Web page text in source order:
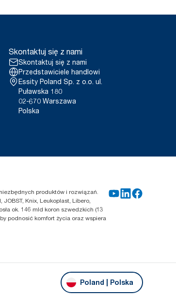
Skontaktuj się z nami
Skontaktuj się z nami
Przedstawiciele handlowi
Essity Poland Sp. z o.o. ul.
Puławska 180
02-670 Warszawa
Polska
produktów i rozwiązań.
Knix, Leukoplast, Libero,
ok. 146 mld koron szwedzkich (13
podnosić komfort życia oraz wspiera
Poland | Polska